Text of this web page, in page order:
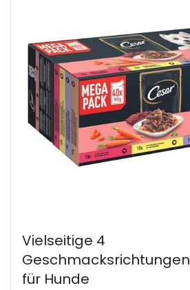
Vielseitige 4
Geschmacksrichtungen
für Hunde